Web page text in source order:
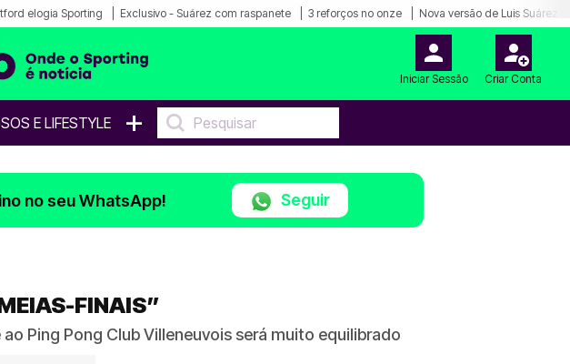
elogia Sporting Exclusivo - Suárez com raspanete 3 reforços no onze Nova versão de Luis Suárez
Iniciar Sessão Criar Conta
E LIFESTYLE +
no seu WhatsApp! Seguir
FINAIS”
Ping Pong Club Villeneuvois será muito equilibrado